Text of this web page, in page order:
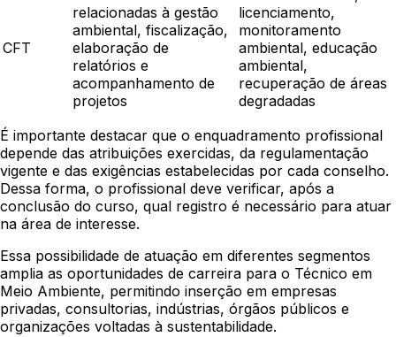
CFT
relacionadas à gestão
ambiental, fiscalização,
elaboração de
relatórios e
acompanhamento de
projetos
licenciamento,
monitoramento
ambiental, educação
ambiental,
recuperação de áreas
degradadas
É importante destacar que o enquadramento profissional
depende das atribuições exercidas, da regulamentação
vigente e das exigências estabelecidas por cada conselho.
Dessa forma, o profissional deve verificar, após a
conclusão do curso, qual registro é necessário para atuar
na área de interesse.
Essa possibilidade de atuação em diferentes segmentos
amplia as oportunidades de carreira para o Técnico em
Meio Ambiente, permitindo inserção em empresas
privadas, consultorias, indústrias, órgãos públicos e
organizações voltadas à sustentabilidade.